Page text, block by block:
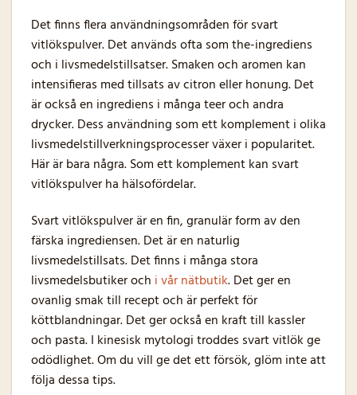
Det finns flera användningsområden för svart
vitlökspulver. Det används ofta som the-ingrediens
och i livsmedelstillsatser. Smaken och aromen kan
intensifieras med tillsats av citron eller honung. Det
är också en ingrediens i många teer och andra
drycker. Dess användning som ett komplement i olika
livsmedelstillverkningsprocesser växer i popularitet.
Här är bara några. Som ett komplement kan svart
vitlökspulver ha hälsofördelar.
Svart vitlökspulver är en fin, granulär form av den
färska ingrediensen. Det är en naturlig
livsmedelstillsats. Det finns i många stora
livsmedelsbutiker och i vår nätbutik. Det ger en
ovanlig smak till recept och är perfekt för
köttblandningar. Det ger också en kraft till kassler
och pasta. I kinesisk mytologi troddes svart vitlök ge
odödlighet. Om du vill ge det ett försök, glöm inte att
följa dessa tips.